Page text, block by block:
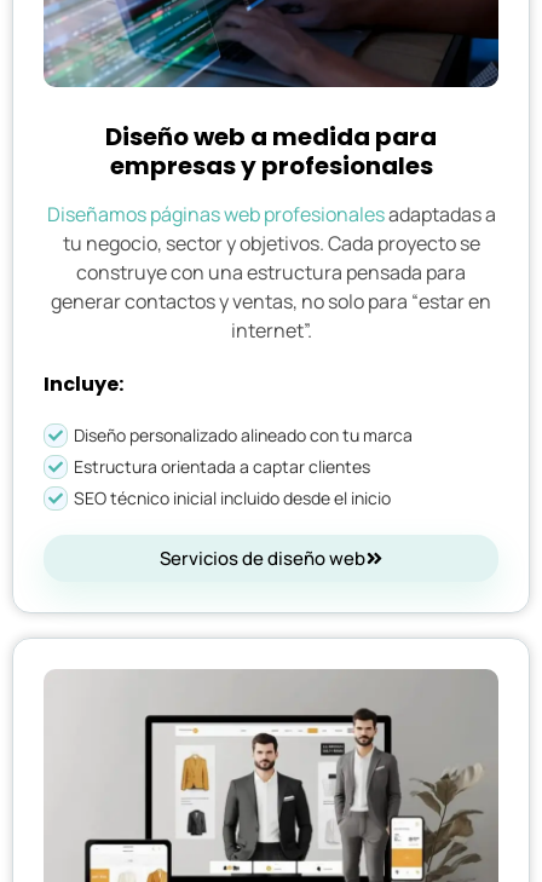
Diseño web a medida para
empresas y profesionales
Diseñamos páginas web profesionalesadaptadas a
tu negocio, sector y objetivos. Cada proyecto se
construye con una estructura pensada para
generar contactos y ventas, no solo para “estar en
internet”.
Incluye:
Diseño personalizado alineado con tu marca
Estructura orientada a captar clientes
SEO técnico inicial incluido desde el inicio
Servicios de diseño web